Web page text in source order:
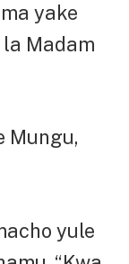
yake
Madam
Mungu,
yule